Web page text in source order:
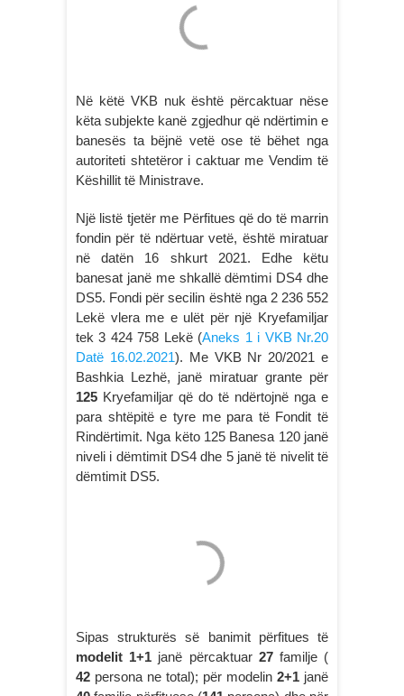
Në këtë VKB nuk është përcaktuar nëse
këta subjekte kanë zgjedhur që ndërtimin e
banesës ta bëjnë vetë ose të bëhet nga
autoriteti shtetëror i caktuar me Vendim të
Këshillit të Ministrave.
Një listë tjetër me Përfitues që do të marrin
fondin për të ndërtuar vetë, është miratuar
në datën 16 shkurt 2021. Edhe këtu
banesat janë me shkallë dëmtimi DS4 dhe
DS5. Fondi për secilin është nga 2 236 552
Lekë vlera me e ulët për një Kryefamiljar
tek 3 424 758 Lekë (Aneks 1 i VKB Nr.20
Datë 16.02.2021). Me VKB Nr 20/2021 e
Bashkia Lezhë, janë miratuar grante për
125 Kryefamiljar që do të ndërtojnë nga e
para shtëpitë e tyre me para të Fondit të
Rindërtimit. Nga këto 125 Banesa 120 janë
niveli i dëmtimit DS4 dhe 5 janë të nivelit të
dëmtimit DS5.
Sipas strukturës së banimit përfitues të
modelit 1+1 janë përcaktuar 27 familje (
42 persona ne total); për modelin 2+1 janë